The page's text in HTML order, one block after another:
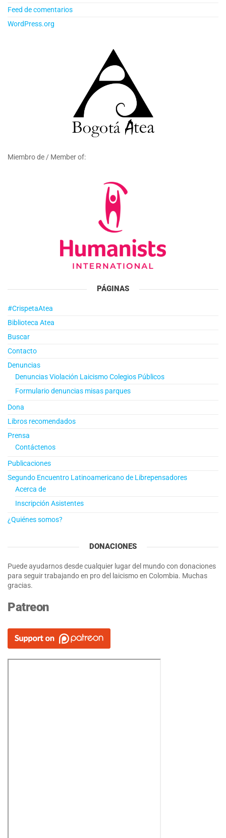
Feed de comentarios
WordPress.org
Miembro de / Member of:
PÁGINAS
#CrispetaAtea
Biblioteca Atea
Buscar
Contacto
Denuncias
Denuncias Violación Laicismo Colegios Públicos
Formulario denuncias misas parques
Dona
Libros recomendados
Prensa
Contáctenos
Publicaciones
Segundo Encuentro Latinoamericano de Librepensadores
Acerca de
Inscripción Asistentes
¿Quiénes somos?
DONACIONES
Puede ayudarnos desde cualquier lugar del mundo con donaciones
para seguir trabajando en pro del laicismo en Colombia. Muchas
gracias.
Patreon